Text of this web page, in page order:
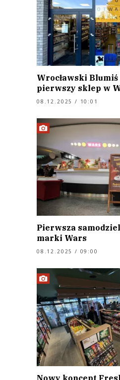
Wrocławski
pierwszy sklep w
08.12.2025 / 10:01
Pierwsza
marki Wars
08.12.2025 / 09:00
Nowy koncept